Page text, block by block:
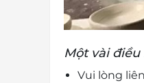
Một vài
Vui lòng